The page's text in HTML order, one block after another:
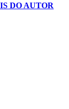
DO AUTOR